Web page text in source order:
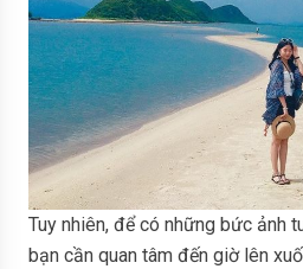
Tuy nhiên, để có những bức ảnh
bạn cần quan tâm đến giờ lên